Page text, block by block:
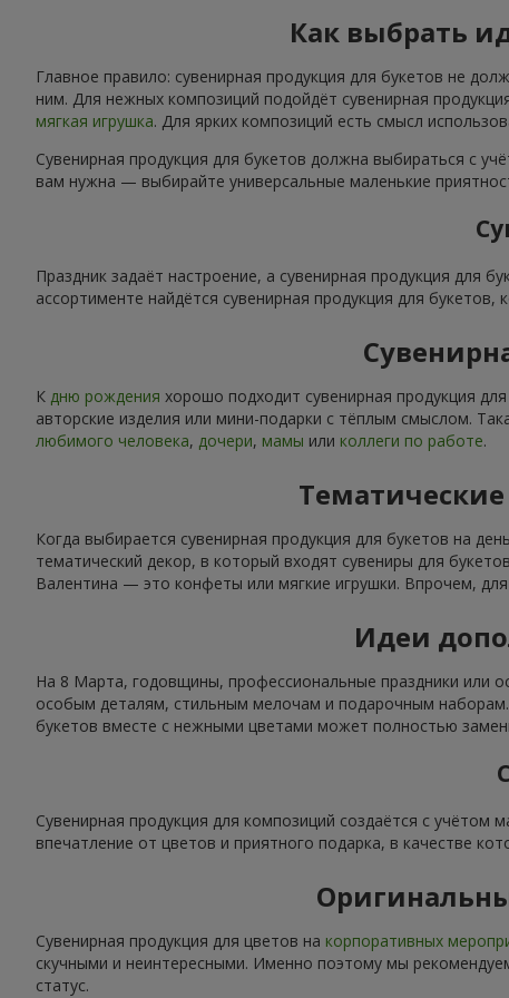
Как выбрать
Главное правило: сувенирная продукция для букетов не
ним. Для нежных композиций подойдёт сувенирная
мягкая игрушка. Для ярких композиций есть смысл
Сувенирная продукция для букетов должна выбираться с
вам нужна — выбирайте универсальные маленькие
Праздник задаёт настроение, а сувенирная продукция
ассортименте найдётся сувенирная продукция для
К дню рождения хорошо подходит сувенирная продукция
авторские изделия или мини-подарки с тёплым смыслом.
любимого человека, дочери, мамы или коллеги по работе.
Когда выбирается сувенирная продукция для букетов на
тематический декор, в который входят сувениры для
Валентина — это конфеты или мягкие игрушки. Впрочем,
Идеи
На 8 Марта, годовщины, профессиональные праздники или
особым деталям, стильным мелочам и подарочным
букетов вместе с нежными цветами может полностью
Сувенирная продукция для композиций создаётся с
впечатление от цветов и приятного подарка, в качестве
Сувенирная продукция для цветов на корпоративных
скучными и неинтересными. Именно поэтому мы
статус.